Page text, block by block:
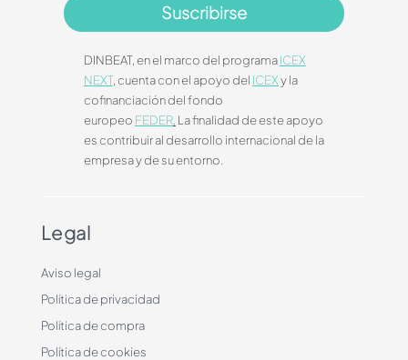
Suscribirse
DINBEAT, en el marco del programaICEX
NEXT, cuenta con el apoyo del ICEXy la
cofinanciación del fondo
europeo FEDER. La finalidad de este apoyo
es contribuir al desarrollo internacional de la
empresa y de su entorno.
Legal
Aviso legal
Política de privacidad
Política de compra
Política de cookies